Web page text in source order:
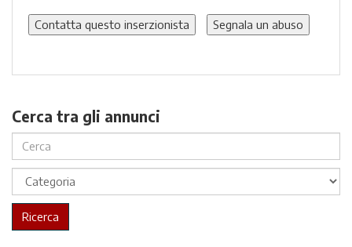
Contatta questo inserzionista Segnala un abuso
Cerca tra gli annunci
Ricerca